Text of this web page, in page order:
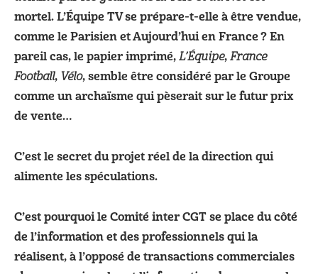
mortel. L’Équipe TV se prépare-t-elle à être vendue,
comme le Parisien et Aujourd’hui en France ? En
pareil cas, le papier imprimé, L’Équipe, France
Football, Vélo, semble être considéré par le Groupe
comme un archaïsme qui pèserait sur le futur prix
de vente…
C’est le secret du projet réel de la direction qui
alimente les spéculations.
C’est pourquoi le Comité inter CGT se place du côté
de l’information et des professionnels qui la
réalisent, à l’opposé de transactions commerciales